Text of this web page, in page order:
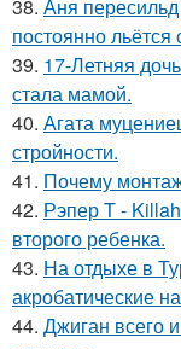
38. Аня
постоянно льётся
39. 17-Летняя
стала мамой.
40. Агата
стройности.
41. Почему
42. Рэпер T -
второго ребенка.
43. На отдыхе в
акробатические
44. Джиган всего